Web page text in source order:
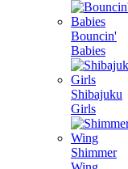
Bouncin'
Babies
Shibajuku
Girls
Shimmer